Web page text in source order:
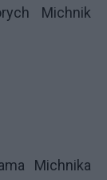
Michnik
Michnika